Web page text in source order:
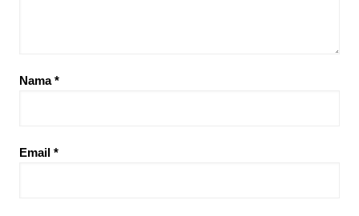
Nama*
Email *